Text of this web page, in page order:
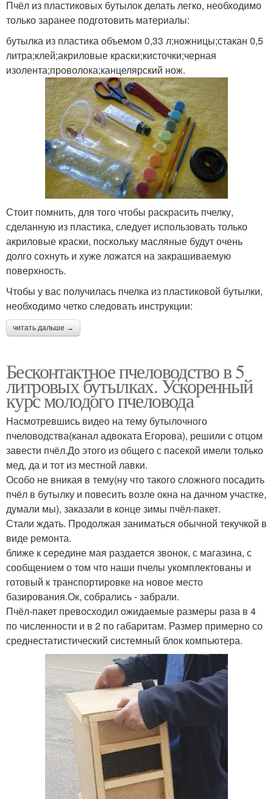
Пчёл из пластиковых бутылок делать легко, необходимо
только заранее подготовить материалы:
бутылка из пластика объемом 0,33 л;ножницы;стакан 0,5
литра;клей;акриловые краски;кисточки;черная
изолента;проволока;канцелярский нож.
Стоит помнить, для того чтобы раскрасить пчелку,
сделанную из пластика, следует использовать только
акриловые краски, поскольку масляные будут очень
долго сохнуть и хуже ложатся на закрашиваемую
поверхность.
Чтобы у вас получилась пчелка из пластиковой бутылки,
необходимо четко следовать инструкции:
читать дальше →
Бесконтактное пчеловодство в 5
литровых бутылках. Ускоренный
курс молодого пчеловода
Насмотревшись видео на тему бутылочного
пчеловодства(канал адвоката Егорова), решили с отцом
завести пчёл.До этого из общего с пасекой имели только
мед, да и тот из местной лавки.
Особо не вникая в тему(ну что такого сложного посадить
пчёл в бутылку и повесить возле окна на дачном участке,
думали мы), заказали в конце зимы пчёл-пакет.
Стали ждать. Продолжая заниматься обычной текучкой в
виде ремонта.
ближе к середине мая раздается звонок, с магазина, с
сообщением о том что наши пчелы укомплектованы и
готовый к транспортировке на новое место
базирования.Ок, собрались - забрали.
Пчёл-пакет превосходил ожидаемые размеры раза в 4
по численности и в 2 по габаритам. Размер примерно со
среднестатистический системный блок компьютера.